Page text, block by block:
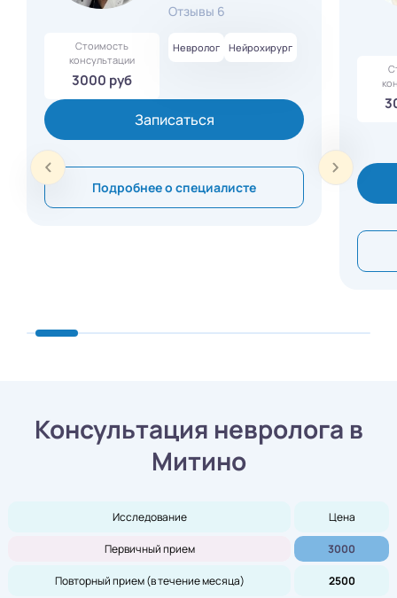
Отзывы 6
Стоимость
консультации
3000 руб
Невролог Нейрохирург
Записаться
Подробнее о специалисте
Консультация невролога в
Митино
Исследование Цена
Первичный прием 3000
Повторный прием (в течение месяца) 2500